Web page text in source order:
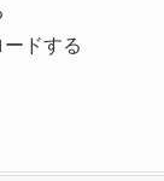
ドする